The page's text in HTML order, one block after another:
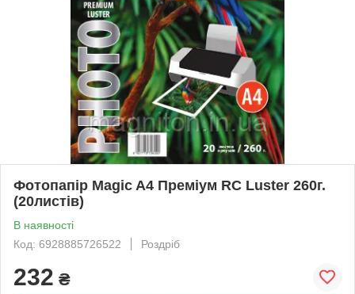
Фотопапір Magic A4 Преміум RC Luster 260г.
(20листів)
В наявності
Код: 6928885726522
Роздріб
232 ₴